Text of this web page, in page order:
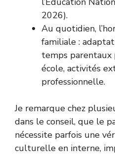
2026).
Au quotidien,
familiale :
temps parentaux
école, activités
professionnelle.
Je remarque chez
dans le conseil, que le
nécessite parfois une
culturelle en interne,